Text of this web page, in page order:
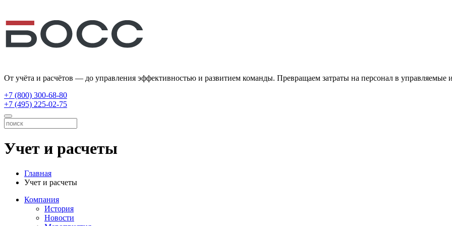
От учёта и расчётов — до управления эффективностью и развитием команды. Превращаем затраты на персонал в управляемые
+7 (800) 300-68-80
+7 (495) 225-02-75
Учет и расчеты
Главная
Учет и расчеты
Компания
История
Новости